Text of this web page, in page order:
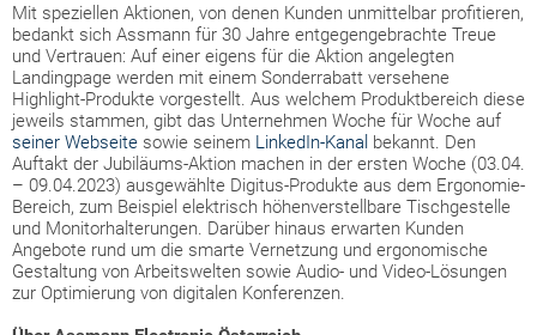
Mit speziellen Aktionen, von denen Kunden unmittelbar profitieren,
bedankt sich Assmann für 30 Jahre entgegengebrachte Treue
und Vertrauen: Auf einer eigens für die Aktion angelegten
Landingpage werden mit einem Sonderrabatt versehene
Highlight-Produkte vorgestellt. Aus welchem Produktbereich diese
jeweils stammen, gibt das Unternehmen Woche für Woche auf
seiner Webseite sowie seinem LinkedIn-Kanal bekannt. Den
Auftakt der Jubiläums-Aktion machen in der ersten Woche (03.04.
– 09.04.2023) ausgewählte Digitus-Produkte aus dem Ergonomie-
Bereich, zum Beispiel elektrisch höhenverstellbare Tischgestelle
und Monitorhalterungen. Darüber hinaus erwarten Kunden
Angebote rund um die smarte Vernetzung und ergonomische
Gestaltung von Arbeitswelten sowie Audio- und Video-Lösungen
zur Optimierung von digitalen Konferenzen.